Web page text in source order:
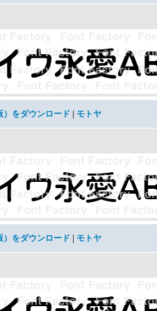
）をダウンロード モトヤ
）をダウンロード モトヤ